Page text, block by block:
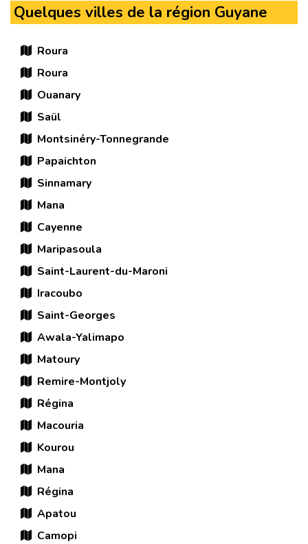
Quelques villes de la région Guyane
Roura
Roura
Ouanary
Saül
Montsinéry-Tonnegrande
Papaichton
Sinnamary
Mana
Cayenne
Maripasoula
Saint-Laurent-du-Maroni
Iracoubo
Saint-Georges
Awala-Yalimapo
Matoury
Remire-Montjoly
Régina
Macouria
Kourou
Mana
Régina
Apatou
Camopi